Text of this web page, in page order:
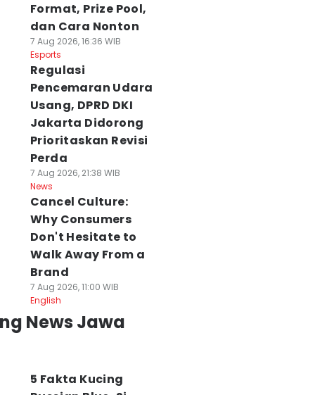
Format, Prize Pool,
dan Cara Nonton
7 Aug 2026, 16:36 WIB
Esports
Regulasi
Pencemaran Udara
Usang, DPRD DKI
Jakarta Didorong
Prioritaskan Revisi
Perda
7 Aug 2026, 21:38 WIB
News
Cancel Culture:
Why Consumers
Don't Hesitate to
Walk Away From a
Brand
7 Aug 2026, 11:00 WIB
English
News Jawa
5 Fakta Kucing